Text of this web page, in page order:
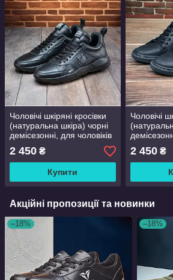
Чоловічі шкіряні кросівки
(натуральна шкіра) чорні
демісезонні, для чоловіків
на весну осінь, розмір 40
41 42 43 44 45
2 450 ₴
Купити
Чоловічі
осінь,
44 45
2 450₴
Акційні пропозиції та новинки
–18% –18%